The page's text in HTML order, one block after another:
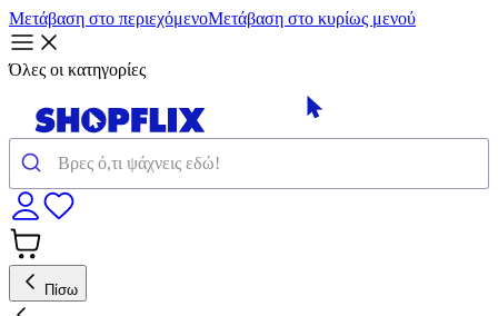
Μετάβαση στο περιεχόμενοΜετάβαση στο κυρίως μενού
Όλες οι κατηγορίες
Πίσω